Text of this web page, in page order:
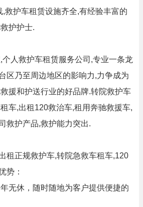
救护车租赁设施齐全,有经验丰富的
护护士.
人救护车租赁服务公司,专业一条龙
区乃至周边地区的影响力,力争成为
援和护送行业的好品牌.转院救护车
车,出租120救治车,租用奔驰救援车,
救护产品,救护能力突出.
租正规救护车,转院急救车租车,120
势：
无休，随时随地为客户提供便捷的